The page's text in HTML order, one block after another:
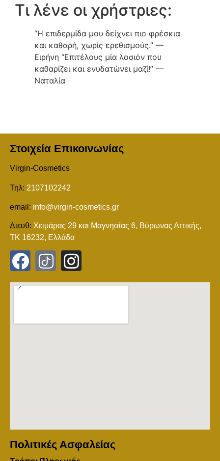
Τι λένε οι χρήστριες:
“Η επιδερμίδα μου δείχνει πιο φρέσκια
και καθαρή, χωρίς ερεθισμούς.” —
Ειρήνη “Επιτέλους μία λοσιόν που
καθαρίζει και ενυδατώνει μαζί!” —
Ναταλία
Στοιχεία Επικοινωνίας
Virgin-Cosmetics
Τηλ: 2107102242
email: info@virgin-cosmetics.gr
Διευθ: Χειμάρας 29 και Mαγνησίας 6, Βύρωνας Αττικής,
ΤΚ 16232, Ελλάδα
Πολιτικές Ασφαλείας